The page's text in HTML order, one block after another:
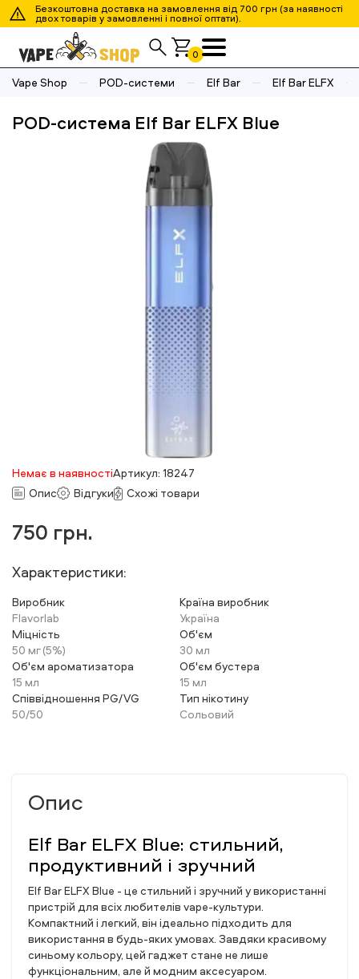
Безкоштовна доставка на замовлення від 700 грн (за наявності
двох товарів у замовленні і повної оптати).
0
Vape Shop POD-системи Elf Bar Elf Bar ELFX
POD-система Elf Bar ELFX Blue
Немає в наявностіАртикул: 18247
Опис
Відгуки Схожі товари
750 грн.
Характеристики:
Виробник
Flavorlab
Країна виробник
Україна
Міцність
50 мг (5%)
Об'єм
30 мл
Об'єм ароматизатора
15 мл
Об'єм бустера
15 мл
Співвідношення PG/VG
50/50
Тип нікотину
Сольовий
Опис
Elf Bar ELFX Blue: стильний,
продуктивний і зручний
Elf Bar ELFX Blue - це стильний і зручний у використанні
пристрій для всіх любителів vape-культури.
Компактний і легкий, він ідеально підходить для
використання в будь-яких умовах. Завдяки красивому
синьому кольору, цей гаджет стане не лише
функціональним, але й модним аксесуаром.